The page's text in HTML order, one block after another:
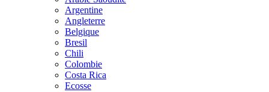
Argentine
Angleterre
Belgique
Bresil
Chili
Colombie
Costa Rica
Ecosse